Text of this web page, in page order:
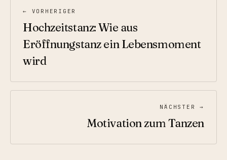
← VORHERIGER
Hochzeitstanz: Wie aus
Eröffnungstanz ein Lebensmoment
wird
NÄCHSTER →
Motivation zum Tanzen